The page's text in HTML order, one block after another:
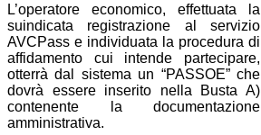
L’operatore economico, effettuata la
suindicata registrazione al servizio
AVCPass e individuata la procedura di
affidamento cui intende partecipare,
otterrà dal sistema un “PASSOE” che
dovrà essere inserito nella Busta A)
contenente la documentazione
amministrativa.